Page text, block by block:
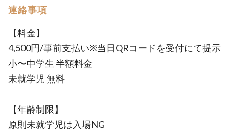
連絡事項
【料金】
4,500円/事前支払い※当日QRコードを受付にて提示
小〜中学生 半額料金
未就学児 無料
【年齢制限】
原則未就学児は入場NG